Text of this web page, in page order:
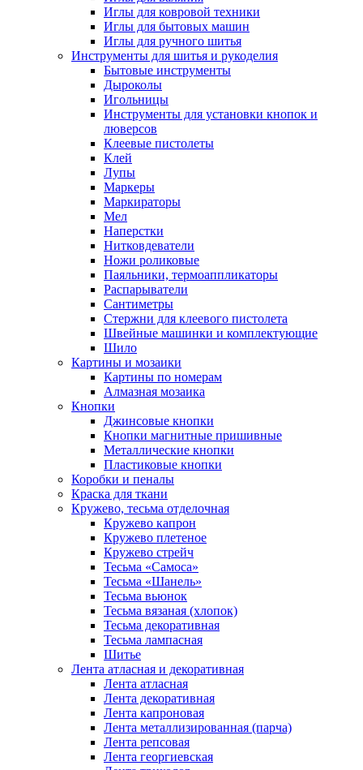
Иглы для ковровой техники
Иглы для бытовых машин
Иглы для ручного шитья
Инструменты для шитья и рукоделия
Бытовые инструменты
Дыроколы
Игольницы
Инструменты для установки кнопок и
люверсов
Клеевые пистолеты
Клей
Лупы
Маркеры
Маркираторы
Мел
Наперстки
Нитковдеватели
Ножи роликовые
Паяльники, термоаппликаторы
Распарыватели
Сантиметры
Стержни для клеевого пистолета
Швейные машинки и комплектующие
Шило
Картины и мозаики
Картины по номерам
Алмазная мозаика
Кнопки
Джинсовые кнопки
Кнопки магнитные пришивные
Металлические кнопки
Пластиковые кнопки
Коробки и пеналы
Краска для ткани
Кружево, тесьма отделочная
Кружево капрон
Кружево плетеное
Кружево стрейч
Тесьма «Самоса»
Тесьма «Шанель»
Тесьма вьюнок
Тесьма вязаная (хлопок)
Тесьма декоративная
Тесьма лампасная
Шитье
Лента атласная и декоративная
Лента атласная
Лента декоративная
Лента капроновая
Лента металлизированная (парча)
Лента репсовая
Лента георгиевская